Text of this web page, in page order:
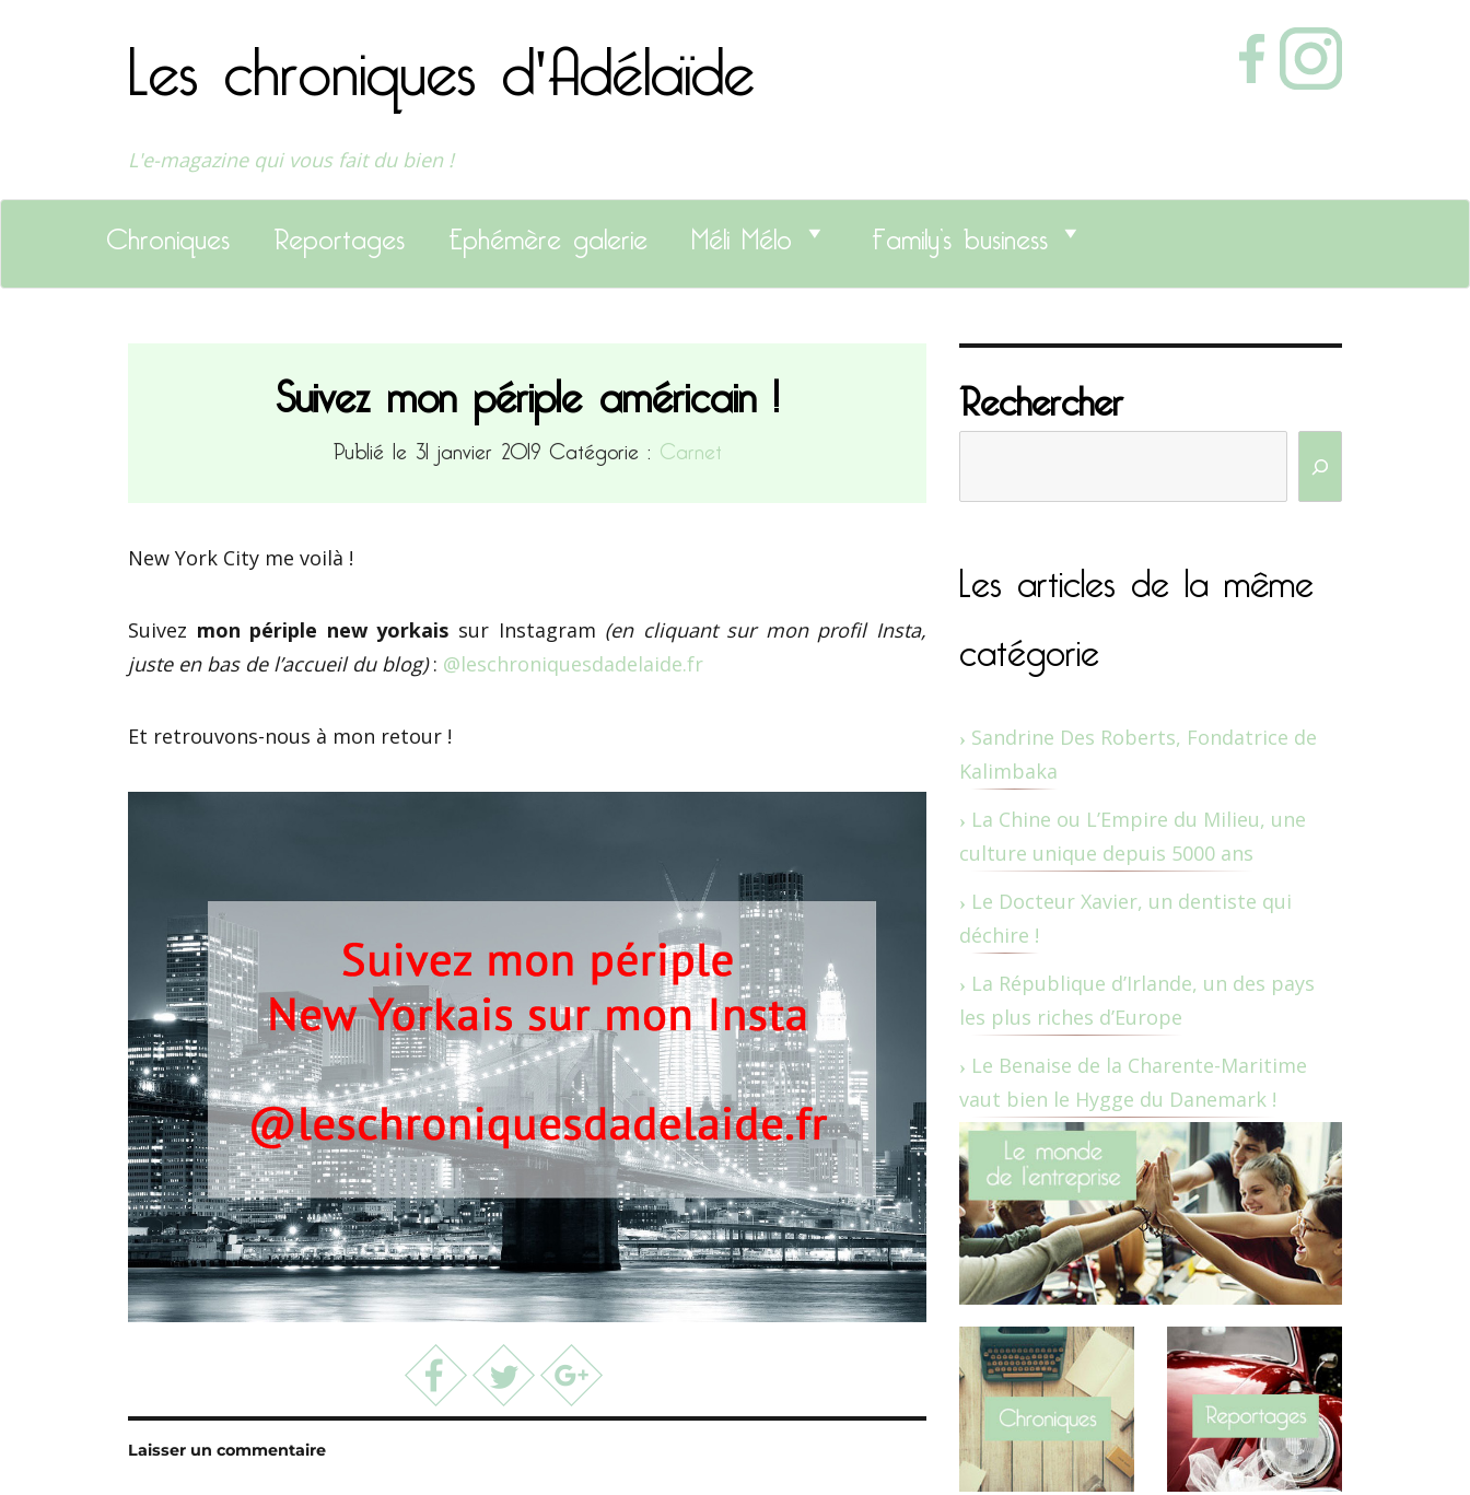
Les chroniques d'Adélaïde
L'e-magazine qui vous fait du bien !
Chroniques Reportages Ephémère galerie Méli Mélo Family’s business
Suivez mon périple américain !
Publié le 31 janvier 2019 Catégorie : Carnet
New York City me voilà !
Suivez mon périple new yorkais sur Instagram (en cliquant sur mon profil Insta,
juste en bas de l’accueil du blog): @leschroniquesdadelaide.fr
Et retrouvons-nous à mon retour !
Laisser un commentaire
Rechercher
Les articles de la même
catégorie
Sandrine Des Roberts, Fondatrice de
Kalimbaka
La Chine ou L’Empire du Milieu, une
culture unique depuis 5000 ans
Le Docteur Xavier, un dentiste qui
déchire !
La République d’Irlande, un des pays
les plus riches d’Europe
Le Benaise de la Charente-Maritime
vaut bien le Hygge du Danemark !